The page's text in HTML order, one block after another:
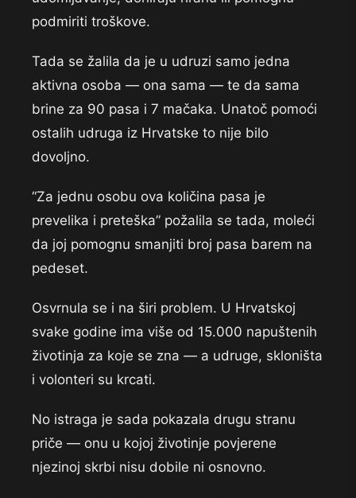
podmiriti troškove.
Tada se žalila da je u udruzi samo jedna
aktivna osoba — ona sama — te da sama
brine za 90 pasa i 7 mačaka. Unatoč pomoći
ostalih udruga iz Hrvatske to nije bilo
dovoljno.
“Za jednu osobu ova količina pasa je
prevelika i preteška” požalila se tada, moleći
da joj pomognu smanjiti broj pasa barem na
pedeset.
Osvrnula se i na širi problem. U Hrvatskoj
svake godine ima više od 15.000 napuštenih
životinja za koje se zna — a udruge, skloništa
i volonteri su krcati.
No istraga je sada pokazala drugu stranu
priče — onu u kojoj životinje povjerene
njezinoj skrbi nisu dobile ni osnovno.